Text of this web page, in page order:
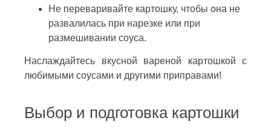
Не переваривайте картошку, чтобы она не
развалилась при нарезке или при
размешивании соуса.
Наслаждайтесь вкусной вареной картошкой с
любимыми соусами и другими приправами!
Выбор и подготовка картошки